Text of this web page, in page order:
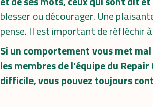
blesser ou décourager. Une
pense. Il est important de réfléchir à
Si un comportement vous met mal
les membres de l’équipe du
difficile, vous pouvez toujours